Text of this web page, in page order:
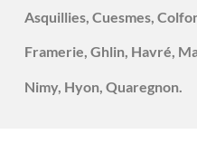
Asquillies, Cuesmes,
Framerie, Ghlin, Havré,
Nimy, Hyon, Quaregnon.